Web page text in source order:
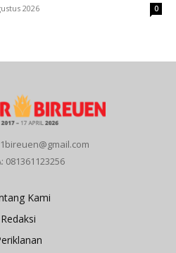
2026 0
081361123256
Kami
Redaksi